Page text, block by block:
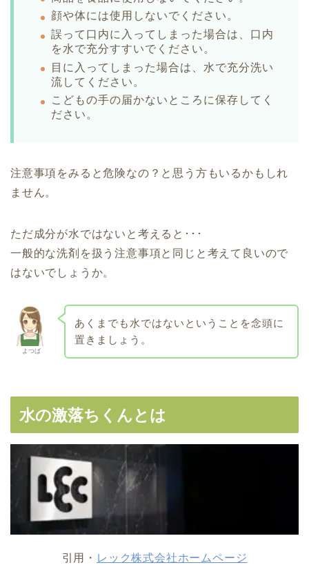
顔や体には使用しないでください。
誤って口内に入ってしまった場合は、口内
を水で充分すすいでください。
目に入ってしまった場合は、水で充分洗い
流してください。
こどもの手の届かないところに保存してく
ださい。
注意事項をみると危険なの？と思う方もいるかもしれ
ません。
ただ成分が水ではないと考えると･･･
一般的な洗剤を扱う注意事項と同じと考えて良いので
はないでしょうか。
よつば
あくまでも水ではないということを念頭に
置きましょう。
水の激落ちくんとは
引用・ レック株式会社ホームページ